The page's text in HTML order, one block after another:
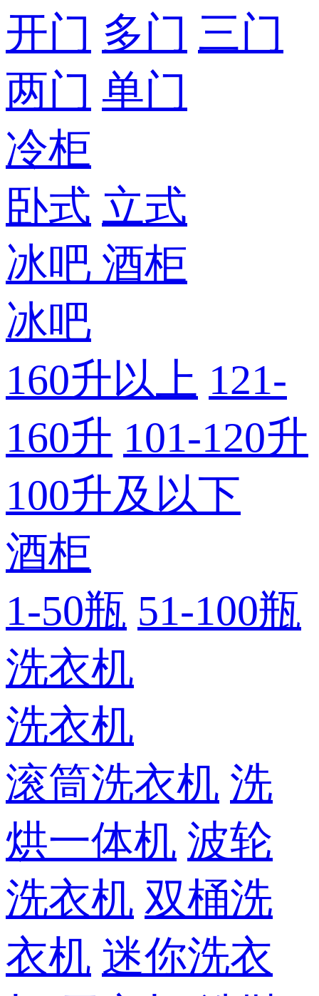
开门 多门 三门
两门 单门
冷柜
卧式 立式
冰吧 酒柜
冰吧
160升以上 121-
160升 101-120升
100升及以下
酒柜
1-50瓶 51-100瓶
洗衣机
洗衣机
滚筒洗衣机 洗
烘一体机 波轮
洗衣机 双桶洗
衣机 迷你洗衣